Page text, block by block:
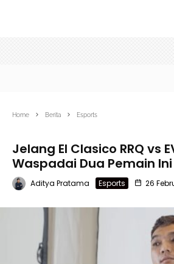
Home Berita Esports
Jelang El Clasico RRQ vs
Waspadai Dua Pemain Ini
Aditya Pratama Esports 26